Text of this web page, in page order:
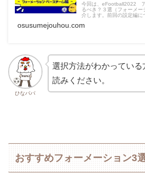
今回は、eFootball2022
るべき？３選（フォーメ
介します。前回の設定編に
心者の方はもちろん、前作
osusumejouhou.com
ひなパパ
選択方法がわかってい
読みください。
おすすめフォーメーション3